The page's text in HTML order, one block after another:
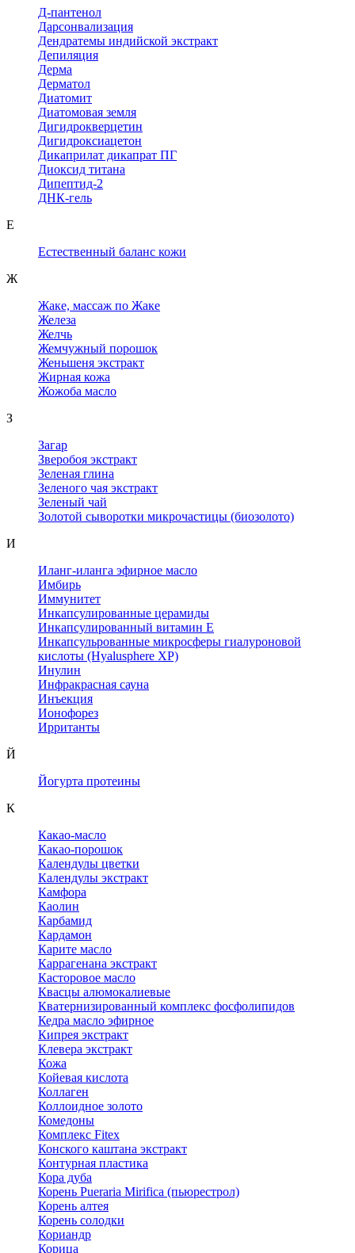
Д-пантенол
Дарсонвализация
Дендратемы индийской экстракт
Депиляция
Дерма
Дерматол
Диатомит
Диатомовая земля
Дигидрокверцетин
Дигидроксиацетон
Дикаприлат дикапрат ПГ
Диоксид титана
Дипептид-2
ДНК-гель
Е
Естественный баланс кожи
Ж
Жаке, массаж по Жаке
Железа
Желчь
Жемчужный порошок
Женьшеня экстракт
Жирная кожа
Жожоба масло
З
Загар
Зверобоя экстракт
Зеленая глина
Зеленого чая экстракт
Зеленый чай
Золотой сыворотки микрочастицы (биозолото)
И
Иланг-иланга эфирное масло
Имбирь
Иммунитет
Инкапсулированные церамиды
Инкапсулированный витамин Е
Инкапсульрованные микросферы гиалуроновой
кислоты (Hyalusphere XP)
Инулин
Инфракрасная сауна
Инъекция
Ионофорез
Ирританты
Й
Йогурта протеины
К
Какао-масло
Какао-порошок
Календулы цветки
Календулы экстракт
Камфора
Каолин
Карбамид
Кардамон
Карите масло
Каррагенана экстракт
Касторовое масло
Квасцы алюмокалиевые
Кватернизированный комплекс фосфолипидов
Кедра масло эфирное
Кипрея экстракт
Клевера экстракт
Кожа
Койевая кислота
Коллаген
Коллоидное золото
Комедоны
Комплекс Fitex
Конского каштана экстракт
Контурная пластика
Кора дуба
Корень Pueraria Mirifica (пьюрестрол)
Корень алтея
Корень солодки
Кориандр
Корица